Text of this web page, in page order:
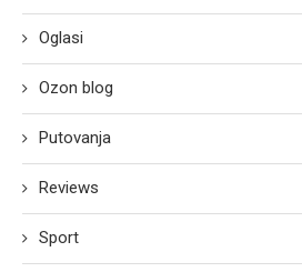
Oglasi
Ozon blog
Putovanja
Reviews
Sport